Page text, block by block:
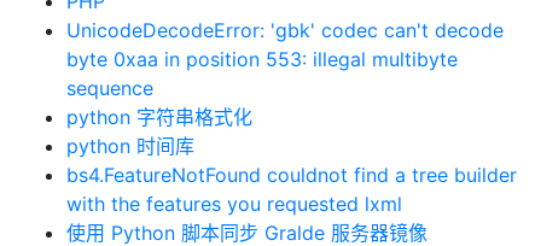
UnicodeDecodeError: 'gbk' codec can't decode
byte 0xaa in position 553: illegal multibyte
sequence
python 字符串格式化
python 时间库
bs4.FeatureNotFound couldnot find a tree builder
with the features you requested lxml
使用 Python 脚本同步 Gralde 服务器镜像